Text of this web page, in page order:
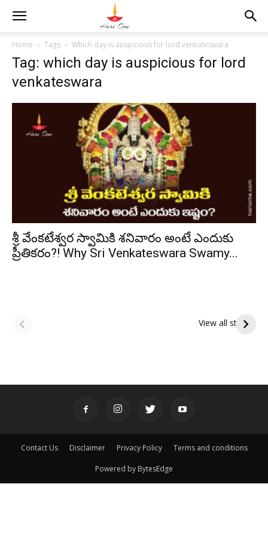
Home Tags Which day is auspicious for lord venkateswara
Tag: which day is auspicious for lord
venkateswara
శ్రీ వేంకటేశ్వర స్వామికి శనివారం అంటే ఎందుకు
ప్రీతికరం?! Why Sri Venkateswara Swamy...
View all stories
పితృదేవతల ఆశీర్వాదం
ఇంద్రకీలాద్రి గిరి ప్రదక్షిణ
Contact Us Disclaimer Privacy Policy Terms and conditions
Powered by BytesEdge